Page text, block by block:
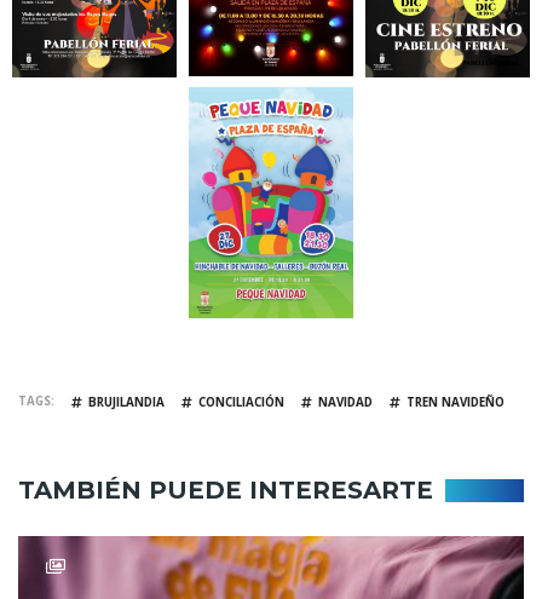
TAGS BRUJILANDIA CONCILIACIÓN NAVIDAD TREN NAVIDEÑO
TAMBIÉN PUEDE INTERESARTE